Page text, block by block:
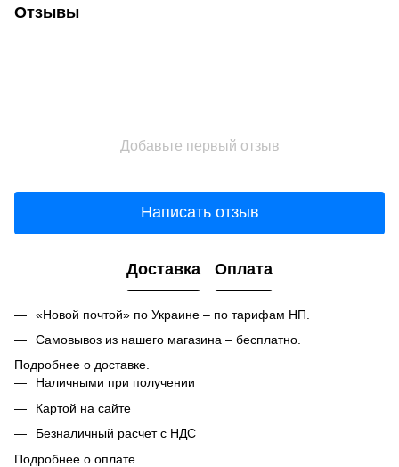
Отзывы
Добавьте первый отзыв
Написать отзыв
Доставка Оплата
«Новой почтой» по Украине – по тарифам НП.
Самовывоз из нашего магазина – бесплатно.
Подробнее о доставке.
Наличными при получении
Картой на сайте
Безналичный расчет с НДС
Подробнее о оплате